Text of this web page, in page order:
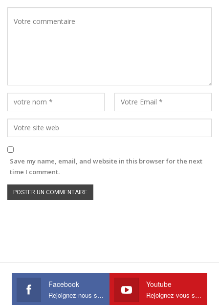
Save my name, email, and website in this browser for the next
time I comment.
Facebook
Rejoignez-nous sur Facebook
Youtube
Rejoignez-vous sur Youtube